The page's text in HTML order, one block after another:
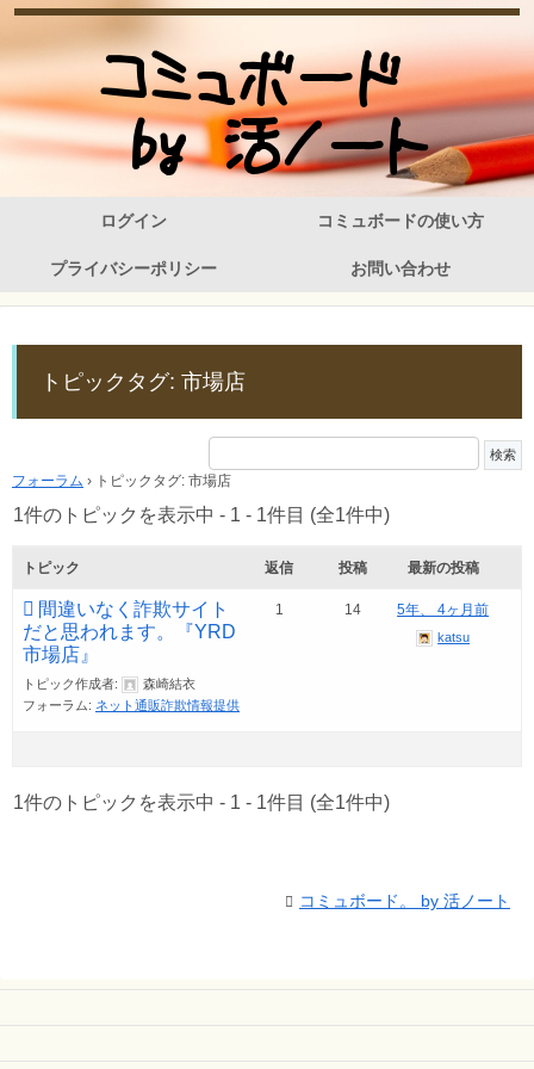
ログイン コミュボードの使い方
プライバシーポリシー お問い合わせ
トピックタグ: 市場店
フォーラム › トピックタグ: 市場店
1件のトピックを表示中 - 1 - 1件目 (全1件中)
トピック 返信 投稿 最新の投稿
間違いなく詐欺サイト
だと思われます。『YRD
市場店』
トピック作成者:
森崎結衣
フォーラム: ネット通販詐欺情報提供
1 14 5年、 4ヶ月前
katsu
1件のトピックを表示中 - 1 - 1件目 (全1件中)
コミュボード。 by 活ノート